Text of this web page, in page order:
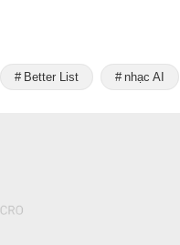
Better List nhạc AI